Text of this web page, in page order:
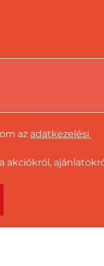
az adatkezelési
akciókról,